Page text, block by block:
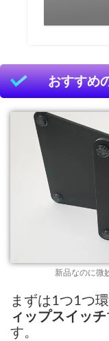
おすすめ
新品なのに微
まずは1つ1つ
ィップスイッチ
す。